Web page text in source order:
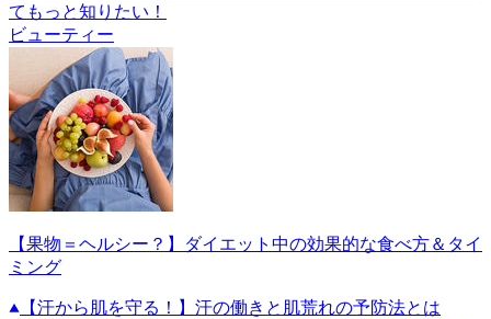
てもっと知りたい！
ビューティー
【果物＝ヘルシー？】ダイエット中の効果的な食べ方＆タイ
ミング
【汗から肌を守る！】汗の働きと肌荒れの予防法とは